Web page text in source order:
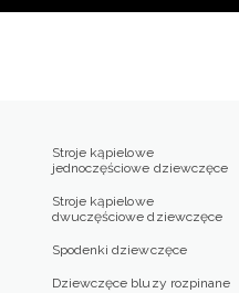
Stroje kąpielowe
jednoczęściowe dziewczęce
Stroje kąpielowe
dwuczęściowe dziewczęce
Spodenki dziewczęce
Dziewczęce bluzy rozpinane